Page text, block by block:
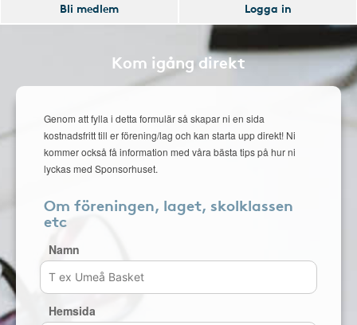
Bli medlem
Logga in
Kom igång direkt
Genom att fylla i detta formulär så skapar ni en sida
kostnadsfritt till er förening/lag och kan starta upp direkt! Ni
kommer också få information med våra bästa tips på hur ni
lyckas med Sponsorhuset.
Om föreningen, laget, skolklassen
etc
Namn
Hemsida